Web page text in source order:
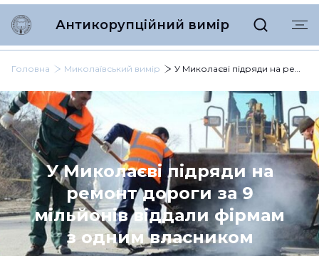
Антикорупційний вимір
Головна Миколаївський вимір У Миколаєві підряди на ремонт дороги за 9 мільйонів віддали фірмам з одним власником
У Миколаєві підряди на
ремонт дороги за 9
мільйонів віддали фірмам
з одним власником